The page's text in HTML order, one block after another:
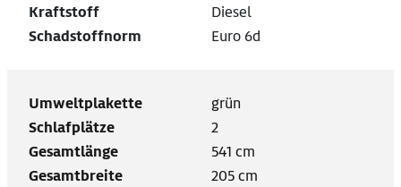
Kraftstoff
Diesel
Schadstoffnorm
Euro 6d
Umweltplakette
grün
Schlafplätze
2
Gesamtlänge
541 cm
Gesamtbreite
205 cm